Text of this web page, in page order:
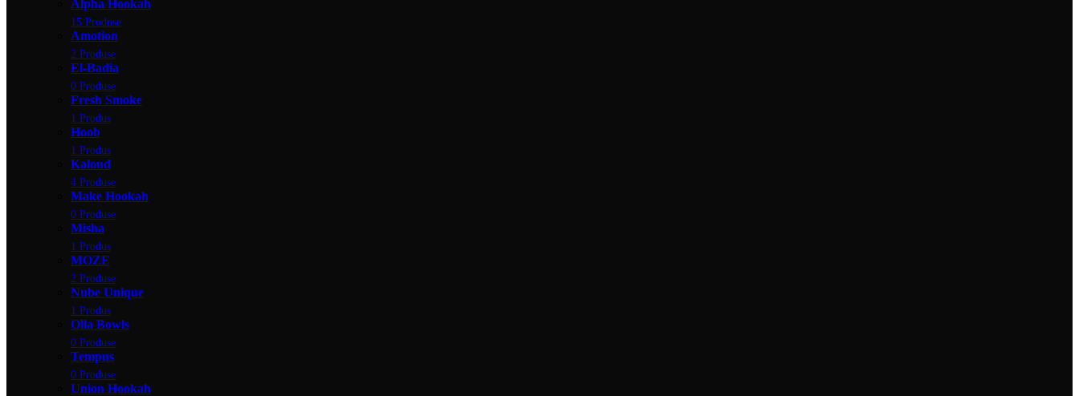
Alpha Hookah
15 Produse
Amotion
2 Produse
El-Badia
0 Produse
Fresh Smoke
1 Produs
Hoob
1 Produs
Kaloud
4 Produse
Make Hookah
0 Produse
Misha
1 Produs
MOZE
2 Produse
Nube Unique
1 Produs
Olla Bowls
0 Produse
Tempus
0 Produse
Union Hookah